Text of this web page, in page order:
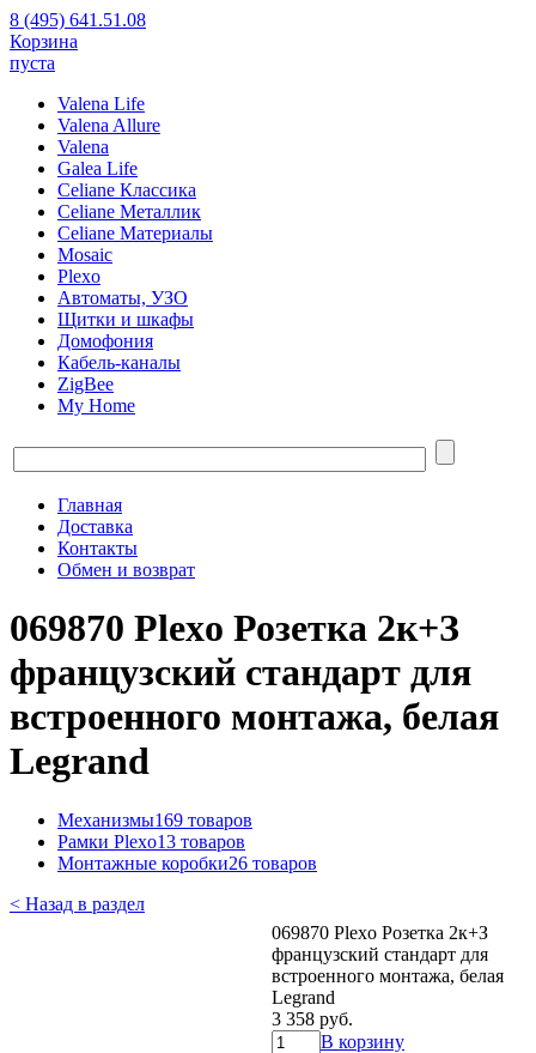
8 (495) 641.51.08
Корзина
пуста
Valena Life
Valena Allure
Valena
Galea Life
Celiane Классика
Celiane Металлик
Celiane Материалы
Mosaic
Plexo
Автоматы, УЗО
Щитки и шкафы
Домофония
Кабель-каналы
ZigBee
My Home
Главная
Доставка
Контакты
Обмен и возврат
069870 Plexo Розетка 2к+З
французский стандарт для
встроенного монтажа, белая
Legrand
Механизмы169 товаров
Рамки Plexo13 товаров
Монтажные коробки26 товаров
< Назад в раздел
069870 Plexo Розетка 2к+З
французский стандарт для
встроенного монтажа, белая
Legrand
3 358 руб.
В корзину